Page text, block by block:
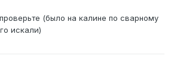
(было на калине по сварному
искали)